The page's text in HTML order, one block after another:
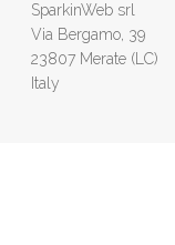
SparkinWeb srl
Via Bergamo, 39
23807 Merate (LC)
Italy